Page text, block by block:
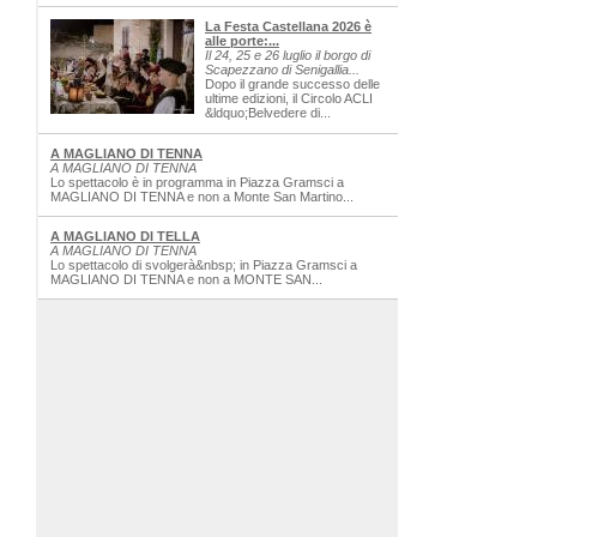
La Festa Castellana 2026 è
alle porte:...
Il 24, 25 e 26 luglio il borgo di
Scapezzano di Senigallia...
Dopo il grande successo delle
ultime edizioni, il Circolo ACLI
&ldquo;Belvedere di...
A MAGLIANO DI TENNA
A MAGLIANO DI TENNA
Lo spettacolo è in programma in Piazza Gramsci a
MAGLIANO DI TENNA e non a Monte San Martino...
A MAGLIANO DI TELLA
A MAGLIANO DI TENNA
Lo spettacolo di svolgerà&nbsp; in Piazza Gramsci a
MAGLIANO DI TENNA e non a MONTE SAN...